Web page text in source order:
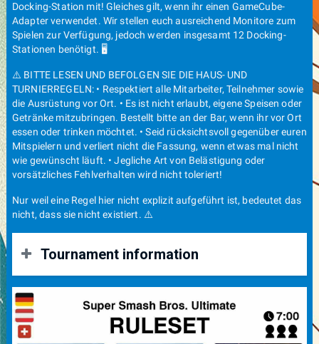
Docking-Station mit! Gleiches gilt, wenn ihr einen GameCube-
Adapter verwendet. Wir stellen euch ausreichend Monitore zum
Spielen zur Verfügung, jedoch werden insgesamt 12 Docking-
Stationen benötigt. 🖥️
⚠️ BITTE LESEN UND BEFOLGEN SIE DIE HAUS- UND
TURNIERREGELN: • Respektiert alle Mitarbeiter, Teilnehmer sowie
die Ausrüstung vor Ort. • Es ist nicht erlaubt, eigene Speisen oder
Getränke mitzubringen. Bestellt bitte an der Bar, wenn ihr vor Ort
essen oder trinken möchtet. • Seid rücksichtsvoll gegenüber euren
Mitspielern und verliert nicht die Fassung, wenn etwas mal nicht
wie gewünscht läuft. • Jegliche Art von Belästigung oder
vorsätzliches Fehlverhalten wird nicht toleriert!
Nur weil eine Regel hier nicht explizit aufgeführt ist, bedeutet das
nicht, dass sie nicht existiert. ⚠️
Tournament information
LuCy E-Sports Weekly Tournaments: Super Smash Bros.
Ultimate Are you ready for the weekly showdown? LuCy E-
Sports invites you to our exciting weekly tournaments at
Treibhaus Lucerne! Show off your skills in Super Smash